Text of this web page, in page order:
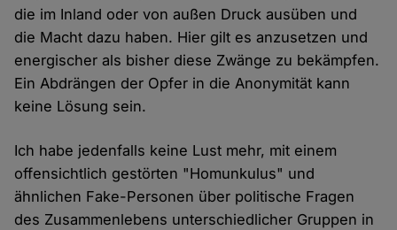
die im Inland oder von außen Druck ausüben und
die Macht dazu haben. Hier gilt es anzusetzen und
energischer als bisher diese Zwänge zu bekämpfen.
Ein Abdrängen der Opfer in die Anonymität kann
keine Lösung sein.
Ich habe jedenfalls keine Lust mehr, mit einem
offensichtlich gestörten "Homunkulus" und
ähnlichen Fake-Personen über politische Fragen
des Zusammenlebens unterschiedlicher Gruppen in